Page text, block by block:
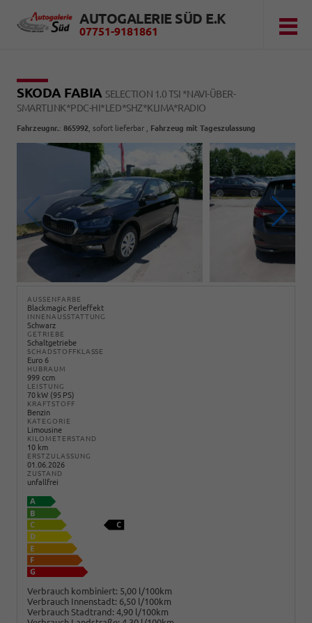
AUTOGALERIE SÜD E.K
07751-9181861
SKODA FABIA SELECTION 1.0 TSI *NAVI-ÜBER-
SMARTLINK*PDC-HI*LED*SHZ*KLIMA*RADIO
Fahrzeugnr.: 865992 sofort lieferbar Fahrzeug mit Tageszulassung
AUSSENFARBE
Blackmagic Perleffekt
INNENAUSSTATTUNG
Schwarz
GETRIEBE
Schaltgetriebe
SCHADSTOFFKLASSE
Euro 6
HUBRAUM
999 ccm
LEISTUNG
70 kW (95 PS)
KRAFTSTOFF
Benzin
KATEGORIE
Limousine
KILOMETERSTAND
10 km
ERSTZULASSUNG
01.06.2026
ZUSTAND
unfallfrei
Verbrauch kombiniert: 5,00 l/100km
Verbrauch Innenstadt: 6,50 l/100km
Verbrauch Stadtrand: 4,90 l/100km